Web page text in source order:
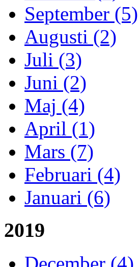
September (5)
Augusti (2)
Juli (3)
Juni (2)
Maj (4)
April (1)
Mars (7)
Februari (4)
Januari (6)
2019